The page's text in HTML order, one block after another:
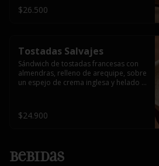
$26.500
Tostadas Salvajes
Sándwich de tostadas francesas con
almendras, relleno de arequipe, sobre
un espejo de crema inglesa y helado
$24.900
Bebidas